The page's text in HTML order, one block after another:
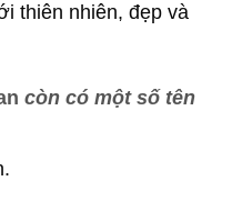
thiên nhiên, đẹp và
còn có một số tên